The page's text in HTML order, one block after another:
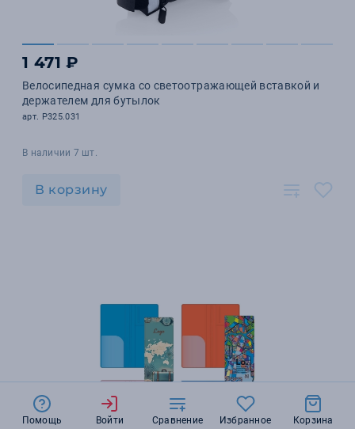
1 471 ₽
Велосипедная сумка со светоотражающей вставкой и
держателем для бутылок
арт. P325.031
В наличии 7 шт.
В корзину
Помощь Войти Сравнение Избранное Корзина